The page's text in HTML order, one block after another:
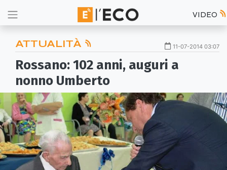
VIDEO
ATTUALITÀ 11-07-2014 03:07
Rossano: 102 anni, auguri a
nonno Umberto